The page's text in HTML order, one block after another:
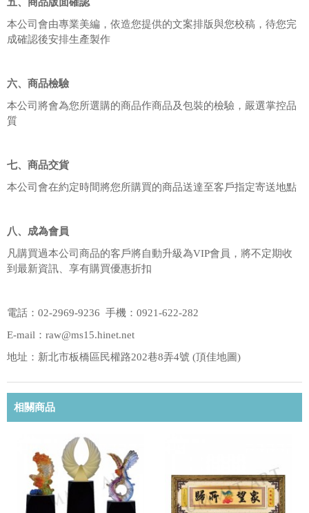
本公司會由專業美編，依造您提供的文案排版與您校稿，待您完
成確認後安排生產製作
六、商品檢驗
本公司將會為您所選購的商品作商品及包裝的檢驗，嚴選掌控品
質
七、商品交貨
本公司會在約定時間將您所購買的商品送達至客戶指定寄送地點
八、成為會員
凡購買過本公司商品的客戶將自動升級為VIP會員，將不定期收
到最新資訊、享有購買優惠折扣
電話：02-2969-9236 手機：0921-622-282
E-mail：raw@ms15.hinet.net
地址：新北市板橋區民權路202巷8弄4號 (頂佳地圖)
相關商品